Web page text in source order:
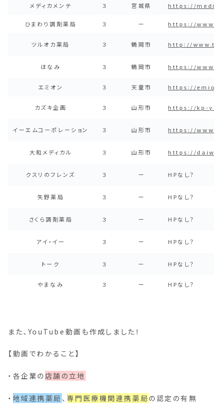
メディカメンテ ３ 宮城県 https://
ひまわり調剤薬局 ３ ー https://
ツルオカ薬局 ３ 鶴岡市 http://
ほなみ ３ 鶴岡市 https://
エミオン ３ 天童市 https://
カズキ企画 ３ 山形市 https://kp-
イーエムコーポレーション ３ 山形市 https://
大和メディカル ３ 山形市 https://
クスリのフレンズ ３ ー HPなし？
矢野薬局 ３ ー HPなし？
さくら調剤薬局 ３ ー HPなし？
アイ・イー ３ ー HPなし？
トーク ３ ー HPなし？
やまなみ ３ ー HPなし？
また、YouTube動画も作成しました！
【動画でわかること】
・各企業の 店舗の立地
・ 地域連携薬局 、 専門医療機関連携薬局 の認定の有無